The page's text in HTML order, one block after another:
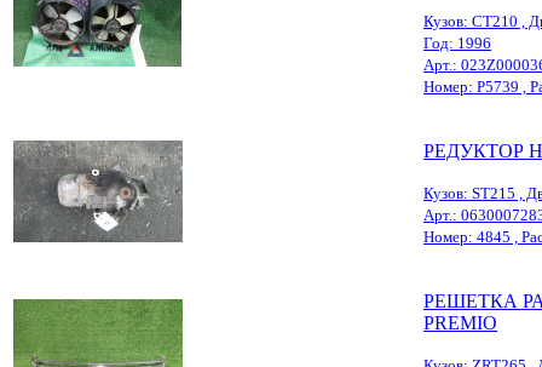
Кузов: CT210 ,
Год: 1996
Арт.:
Номер: Р5739 ,
РЕДУКТОР
Кузов: ST215 ,
Арт.:
Номер: 4845 ,
РЕШЕТКА
PREMIO